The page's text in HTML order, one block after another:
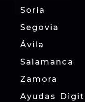
Soria
Segovia
Ávila
Salamanca
Zamora
Ayudas